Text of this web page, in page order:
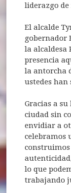
liderazgo de
El alcalde
gobernador
la alcaldesa
presencia
la antorcha
ustedes han
Gracias a
ciudad sin
envidiar a
celebramos
lo que
trabajando